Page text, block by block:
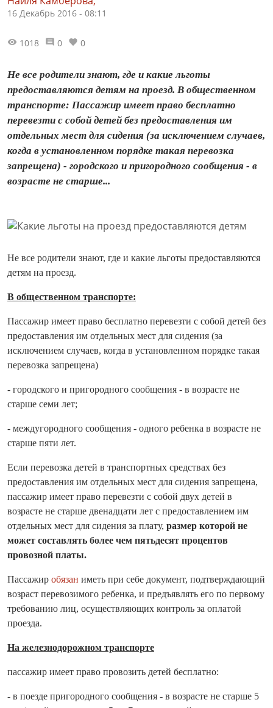
16 Декабрь 2016 - 08:11
1018 0 0
Не все родители знают, где и какие льготы
предоставляются детям на проезд. В общественном
транспорте: Пассажир имеет право бесплатно
перевезти с собой детей без предоставления им
отдельных мест для сидения (за исключением случаев,
когда в установленном порядке такая перевозка
запрещена) - городского и пригородного сообщения - в
возрасте не старше...
Не все родители знают, где и какие льготы предоставляются
детям на проезд.
В общественном транспорте:
Пассажир имеет право бесплатно перевезти с собой детей без
предоставления им отдельных мест для сидения (за
исключением случаев, когда в установленном порядке такая
перевозка запрещена)
- городского и пригородного сообщения - в возрасте не
старше семи лет;
- междугородного сообщения - одного ребенка в возрасте не
старше пяти лет.
Если перевозка детей в транспортных средствах без
предоставления им отдельных мест для сидения запрещена,
пассажир имеет право перевезти с собой двух детей в
возрасте не старше двенадцати лет с предоставлением им
отдельных мест для сидения за плату, размер которой не
может составлять более чем пятьдесят процентов
провозной платы.
Пассажир обязан иметь при себе документ, подтверждающий
возраст перевозимого ребенка, и предъявлять его по первому
требованию лиц, осуществляющих контроль за оплатой
проезда.
На железнодорожном транспорте
пассажир имеет право провозить детей бесплатно:
- в поезде пригородного сообщения - в возрасте не старше 5